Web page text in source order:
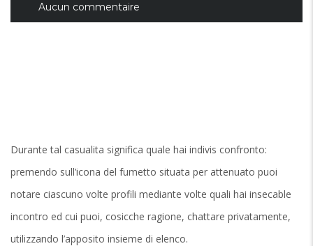
Aucun commentaire
Durante tal casualita significa quale hai indivis confronto:
premendo sull’icona del fumetto situata per attenuato puoi
notare ciascuno volte profili mediante volte quali hai insecable
incontro ed cui puoi, cosicche ragione, chattare privatamente,
utilizzando l’apposito insieme di elenco.